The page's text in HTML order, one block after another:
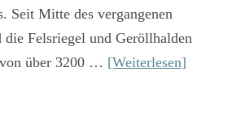
Seit Mitte des vergangenen
die Felsriegel und Geröllhalden
über 3200 … [Weiterlesen]